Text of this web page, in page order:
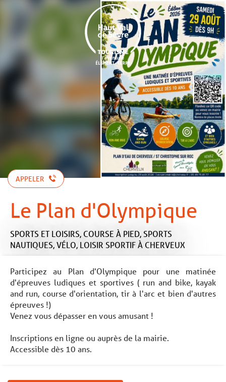
APPELER
Le Plan d'Olympique
SPORTS ET LOISIRS, COURSE À PIED, SPORTS
NAUTIQUES,VÉLO, LOISIR SPORTIFÀ CHERVEUX
Participez au Plan d'Olympique pour une matinée
d'épreuves ludiques et sportives ( run and bike, kayak
and run, course d'orientation, tir à l'arc et bien d'autres
épreuves !)
Venez vous dépasser en vous amusant !
Inscriptions en ligne ou auprès de la mairie.
Accessible dès 10 ans.